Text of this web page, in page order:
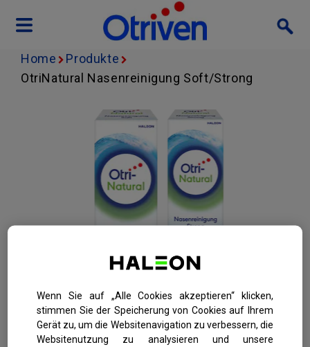
Home
Produkte
OtriNatural Nasenreinigung Soft/Strong
Wenn Sie auf „Alle Cookies akzeptieren“ klicken,
stimmen Sie der Speicherung von Cookies auf Ihrem
Gerät zu, um die Websitenavigation zu verbessern, die
Websitenutzung zu analysieren und unsere